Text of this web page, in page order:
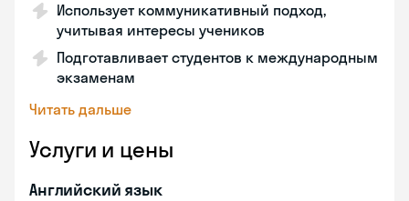
Использует коммуникативный подход,
учитывая интересы учеников
Подготавливает студентов к международным
экзаменам
Читать дальше
Услуги и цены
Английский язык